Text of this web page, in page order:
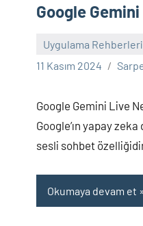
Google
Uygulama Rehberleri
11 Kasım 2024
Yorum
Google Gemini Live
Google’ın yapay
sesli sohbet
Okumaya devam et